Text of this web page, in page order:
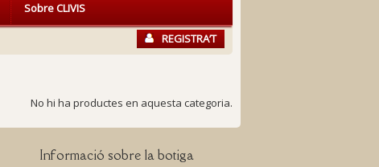
REGISTRA’T
Sobre CLIVIS
No hi ha productes en aquesta categoria.
Informació sobre la botiga